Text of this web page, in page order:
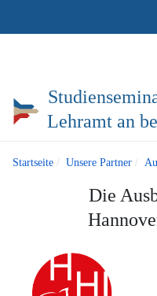
Lehramt an
Startseite Unsere Partner
Die